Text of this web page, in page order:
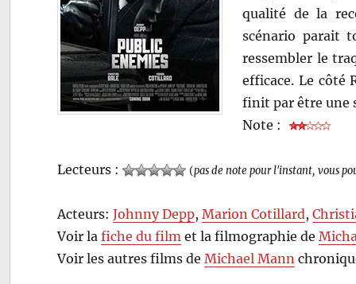
qualité de la
scénario parait
ressembler le
efficace. Le côté
finit par être une
Note :
Lecteurs : (pas de note pour l'instant, vous
Acteurs:Johnny Depp,Marion Cotillard,
Voir lafiche du film et la filmographie de
Voir les autres films deMichael Mann